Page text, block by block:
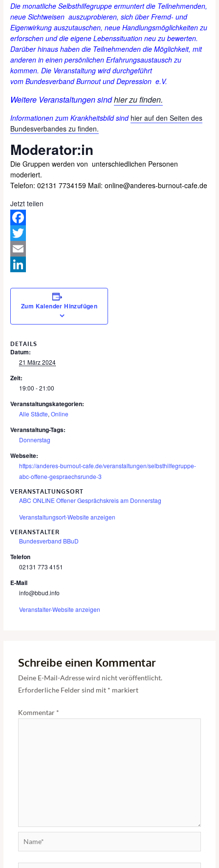
Die monatliche Selbsthilfegruppe ermuntert die Teilnehmenden,
neue Sichtweisen auszuprobieren, sich über Fremd- und
Eigenwirkung auszutauschen, neue Handlungsmöglichkeiten zu
erforschen und die eigene Lebenssituation neu zu bewerten.
Darüber hinaus haben die Teilnehmenden die Möglichkeit, mit
anderen in einen persönlichen Erfahrungsaustausch zu
kommen. Die Veranstaltung wird durchgeführt
vomBundesverbandBurnout undDepression e.V.
Weitere Veranstaltungen sindhier zu finden.
Informationen zum Krankheitsbild sind hier auf den Seiten des
Bundesverbandes zu finden.
Moderator:in
Die Gruppenwerden von unterschiedlichen Personen
moderiert.
Telefon: 02131 7734159‬ Mail: online@anderes-burnout-cafe.de
Jetzt teilen
Facebook
Twitter
Email
Zum Kalender Hinzufügen
DETAILS
Datum:
21 März 2024
Zeit:
19:00 - 21:00
Veranstaltungskategorien:
Alle Städte,Online
Veranstaltung-Tags:
Donnerstag
Webseite:
https://anderes-burnout-cafe.de/veranstaltungen/selbsthilfegruppe-
abc-offene-gespraechsrunde-3
VERANSTALTUNGSORT
ABC ONLINE Offener Gesprächskreis am Donnerstag
Veranstaltungsort-Website anzeigen
VERANSTALTER
Bundesverband BBuD
Telefon
02131 773 4151
E-Mail
info@bbud.info
Veranstalter-Website anzeigen
Schreibe einen Kommentar
Deine E-Mail-Adresse wird nicht veröffentlicht.
Erforderliche Felder sind mit * markiert
Kommentar *
Name*